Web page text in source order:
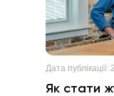
Дата публікації:
Як стати